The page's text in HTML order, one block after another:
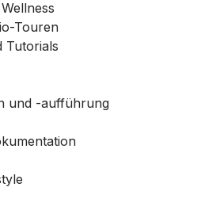
Touren
Tutorials
und -aufführung